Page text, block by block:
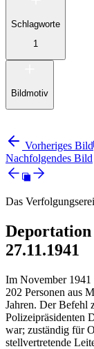
Schlagworte
1
Bildmotiv
Vorheriges Bild
Nachfolgendes Bild
Das
27.11.1941
Im November 1941
202 Personen aus
Jahren. Der Befehl
Polizeipräsidenten
war; zuständig für
stellvertretende